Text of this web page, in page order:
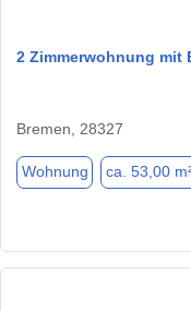
2 Zimmerwohnung mit
Bremen, 28327
Wohnung ca. 53,00